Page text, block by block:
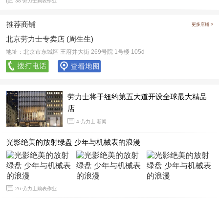
推荐商铺 更多店铺 >
北京劳力士专卖店 (周生生)‬
地址：北京市东城区 王府井大街 269号院 1号楼 105d
劳力士将于纽约第五大道开设全球最大精品
店
4 劳力士 新闻
光影绝美的放射绿盘 少年与机械表的浪漫
26 劳力士购表作业